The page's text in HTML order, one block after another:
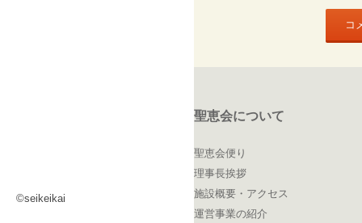
©seikeikai
聖恵会について
聖恵会便り
理事長挨拶
施設概要・アクセス
運営事業の紹介